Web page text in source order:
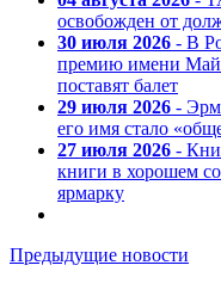
освобожден от
30 июля 2026 - В
премию имени
поставят балет
29 июля 2026 -
его имя стало
27 июля 2026 -
книги в хорошем
ярмарку
Предыдущие новости